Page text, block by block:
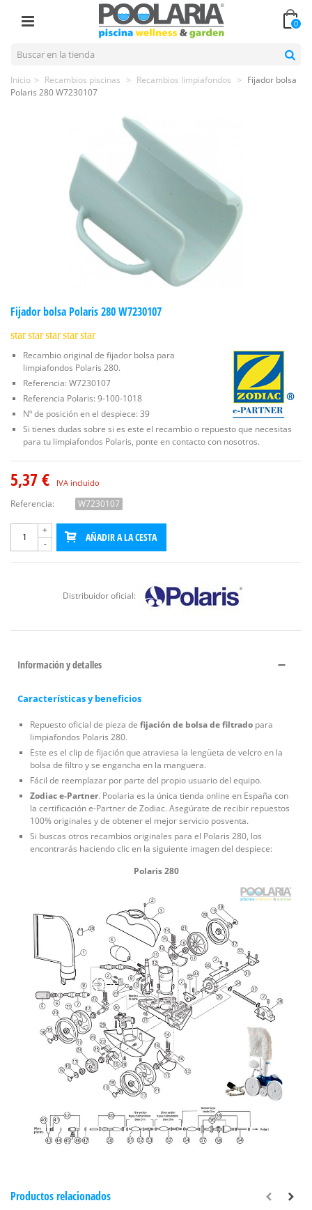
0
Inicio > Recambios piscinas > Recambios limpiafondos > Fijador bolsa
Polaris 280 W7230107
Fijador bolsa Polaris 280 W7230107
starstarstarstarstar
Recambio original de fijador bolsa para
limpiafondos Polaris 280.
Referencia: W7230107
Referencia Polaris: 9-100-1018
Nº de posición en el despiece: 39
Si tienes dudas sobre si es este el recambio o repuesto que necesitas
para tu limpiafondos Polaris, ponte en contacto con nosotros.
5,37 € IVA incluido
Referencia: W7230107
-
+
AÑADIR A LA CESTA
Distribuidor oficial:
Información y detalles
Características y beneficios
Repuesto oficial de pieza de fijación de bolsa de filtrado para
limpiafondos Polaris 280.
Este es el clip de fijación que atraviesa la lengüeta de velcro en la
bolsa de filtro y se engancha en la manguera.
Fácil de reemplazar por parte del propio usuario del equipo.
Zodiac e-Partner. Poolaria es la única tienda online en España con
la certificación e-Partner de Zodiac. Asegúrate de recibir repuestos
100% originales y de obtener el mejor servicio posventa.
Si buscas otros recambios originales para el Polaris 280, los
encontrarás haciendo clic en la siguiente imagen del despiece:
Polaris 280
Productos relacionados